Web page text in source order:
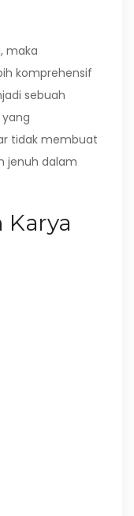
maka
komprehensif
sebuah
tidak membuat
jenuh dalam